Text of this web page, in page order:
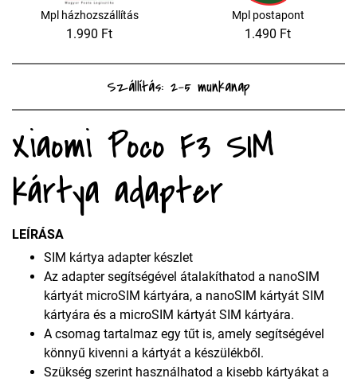
Mpl házhozszállítás
1.990 Ft
Mpl postapont
1.490 Ft
Szállítás: 2-5 munkanap
Xiaomi Poco F3 SIM
kártya adapter
LEÍRÁSA
SIM kártya adapter készlet
Az adapter segítségével átalakíthatod a nanoSIM
kártyát microSIM kártyára, a nanoSIM kártyát SIM
kártyára és a microSIM kártyát SIM kártyára.
A csomag tartalmaz egy tűt is, amely segítségével
könnyű kivenni a kártyát a készülékből.
Szükség szerint használhatod a kisebb kártyákat a